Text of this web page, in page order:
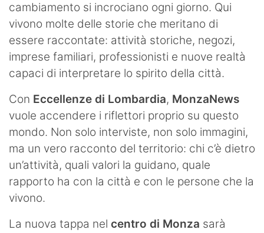
cambiamento si incrociano ogni giorno. Qui
vivono molte delle storie che meritano di
essere raccontate: attività storiche, negozi,
imprese familiari, professionisti e nuove realtà
capaci di interpretare lo spirito della città.
Con Eccellenze di Lombardia, MonzaNews
vuole accendere i riflettori proprio su questo
mondo. Non solo interviste, non solo immagini,
ma un vero racconto del territorio: chi c’è dietro
un’attività, quali valori la guidano, quale
rapporto ha con la città e con le persone che la
vivono.
La nuova tappa nel centro di Monza sarà